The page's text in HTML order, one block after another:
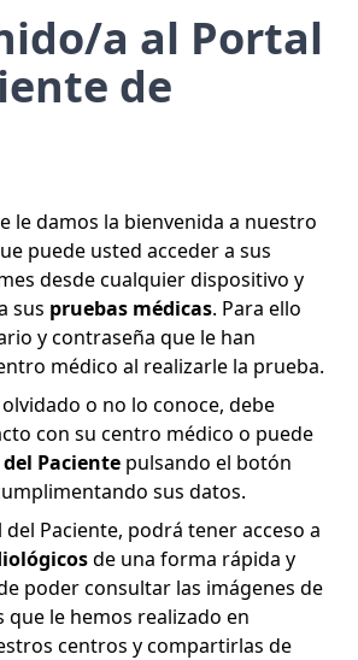
a al Portal
de
le damos la bienvenida a nuestro
puede usted acceder a sus
desde cualquier dispositivo y
sus pruebas médicas. Para ello
y contraseña que le han
médico al realizarle la prueba.
o no lo conoce, debe
con su centro médico o puede
Paciente pulsando el botón
sus datos.
Paciente, podrá tener acceso a
de una forma rápida y
poder consultar las imágenes de
que le hemos realizado en
centros y compartirlas de